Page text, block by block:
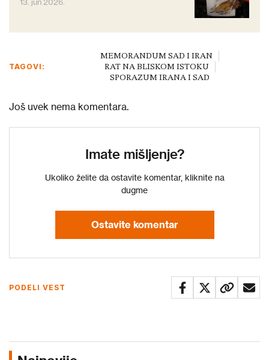
TAGOVI:
MEMORANDUM SAD I IRAN
RAT NA BLISKOM ISTOKU
SPORAZUM IRANA I SAD
Još uvek nema komentara.
Imate mišljenje?
Ukoliko želite da ostavite komentar, kliknite na
dugme
Ostavite komentar
PODELI VEST